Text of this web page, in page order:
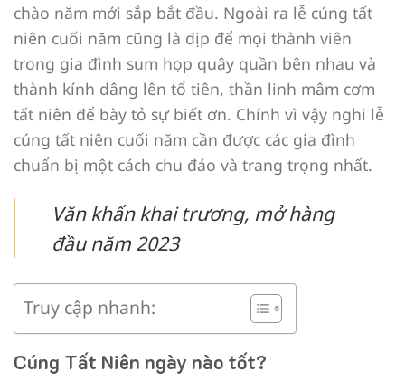
chào năm mới sắp bắt đầu. Ngoài ra lễ cúng tất
niên cuối năm cũng là dịp để mọi thành viên
trong gia đình sum họp quây quần bên nhau và
thành kính dâng lên tổ tiên, thần linh mâm cơm
tất niên để bày tỏ sự biết ơn. Chính vì vậy nghi lễ
cúng tất niên cuối năm cần được các gia đình
chuẩn bị một cách chu đáo và trang trọng nhất.
Văn khấn khai trương, mở hàng
đầu năm 2023
Truy cập nhanh:
Cúng Tất Niên ngày nào tốt?